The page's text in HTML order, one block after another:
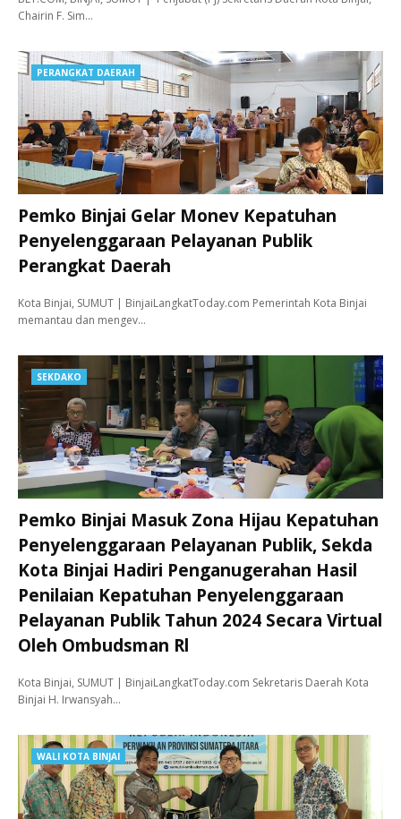
Chairin F. Sim…
PERANGKAT DAERAH
Pemko Binjai Gelar Monev Kepatuhan
Penyelenggaraan Pelayanan Publik
Perangkat Daerah
Kota Binjai, SUMUT | BinjaiLangkatToday.com Pemerintah Kota Binjai
memantau dan mengev…
SEKDAKO
Pemko Binjai Masuk Zona Hijau Kepatuhan
Penyelenggaraan Pelayanan Publik, Sekda
Kota Binjai Hadiri Penganugerahan Hasil
Penilaian Kepatuhan Penyelenggaraan
Pelayanan Publik Tahun 2024 Secara Virtual
Oleh Ombudsman Rl
Kota Binjai, SUMUT | BinjaiLangkatToday.com Sekretaris Daerah Kota
Binjai H. Irwansyah…
WALI KOTA BINJAI